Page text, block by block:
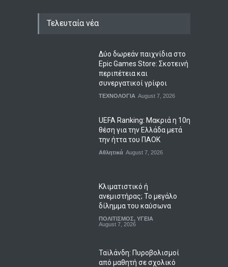
Τελευταία νέα
Δύο δωρεάν παιχνίδια στο
Epic Games Store: Σκοτεινή
περιπέτεια και
συνεργατικοί γρίφοι
ΤΕΧΝΟΛΟΓΙΑ August 7, 2026
UEFA Ranking: Μακριά η 10η
θέση για την Ελλάδα μετά
την ήττα του ΠΑΟΚ
Αθλητικά August 7, 2026
Κλιματιστικό ή
ανεμιστήρας; Το μεγάλο
δίλημμα του καύσωνα
ΠΟΛΙΤΙΣΜΟΣ, ΥΓΕΙΑ
August 7, 2026
Ταϊλάνδη: Πυροβολισμοί
από μαθητή σε σχολικό